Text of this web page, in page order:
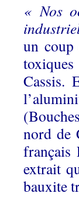
« Nos
un coup
Cassis.
nord de
français
extrait
bauxite